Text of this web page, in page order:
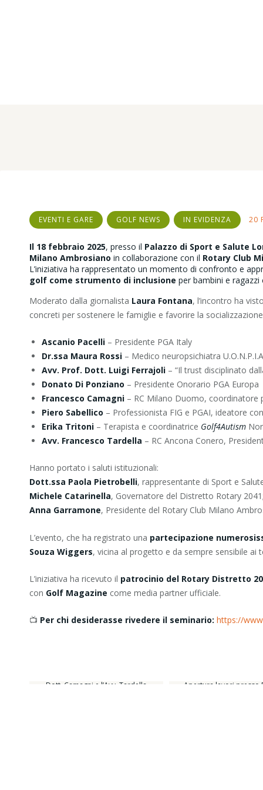
EVENTI E GARE GOLF NEWS IN EVIDENZA 20
Il 18 febbraio 2025, presso il Palazzo di Sport e Salute
Milano Ambrosiano in collaborazione con il Rotary Club
L’iniziativa ha rappresentato un momento di confronto e
golf come strumento di inclusione per bambini e
Moderato dalla giornalista Laura Fontana, l’incontro ha
concreti per sostenere le famiglie e favorire la
Ascanio Pacelli – Presidente PGA Italy
Dr.ssa Maura Rossi – Medico neuropsichiatra
Avv. Prof. Dott. Luigi Ferrajoli – “Il trust disciplinato
Donato Di Ponziano – Presidente Onorario PGA Europa
Francesco Camagni – RC Milano Duomo,
Piero Sabellico – Professionista FIG e PGAI, ideatore
Erika Tritoni – Terapista e coordinatrice Golf4Autism
Avv. Francesco Tardella – RC Ancona Conero,
Hanno portato i saluti istituzionali:
Dott.ssa Paola Pietrobelli, rappresentante di Sport e
Michele Catarinella, Governatore del Distretto Rotary
Anna Garramone, Presidente del Rotary Club Milano
L’evento, che ha registrato una partecipazione
Souza Wiggers, vicina al progetto e da sempre sensibile ai
L’iniziativa ha ricevuto il patrocinio del Rotary Distretto
con Golf Magazine come media partner ufficiale.
📺 Per chi desiderasse rivedere il seminario: https://
Dott. Camagni e l’Avv. Tardella
Apertura lavori presso